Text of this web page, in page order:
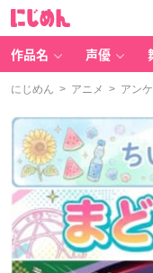
作品名 声優
にじめん > アニメ > アン